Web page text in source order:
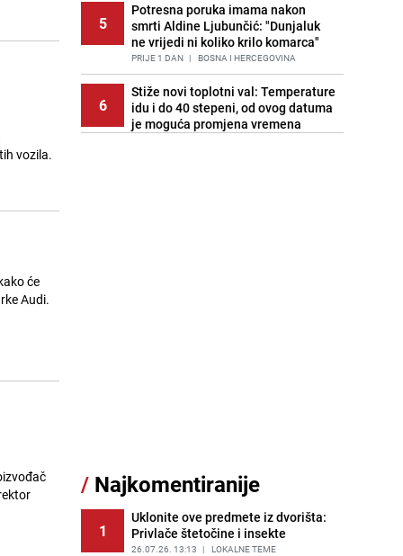
vozila.
će
Audi.
5
Potresna poruka imama nakon
smrti Aldine Ljubunčić: "Dunjaluk
ne vrijedi ni koliko krilo komarca"
PRIJE 1 DAN | BOSNA I HERCEGOVINA
6
Stiže novi toplotni val: Temperature
idu i do 40 stepeni, od ovog datuma
je moguća promjena vremena
11
Lažne novčanice preplavljuju
tržište: Ove eure najčešće
pokušavaju podvaliti
PRIJE OKO 21H | SVIJET
/ Najkomentiranije
1
Uklonite ove predmete iz dvorišta:
Privlače štetočine i insekte
26.07.26. 13:13 | LOKALNE TEME